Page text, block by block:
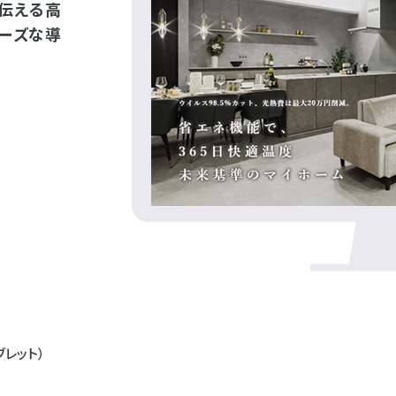
える高
ズな導
レット）